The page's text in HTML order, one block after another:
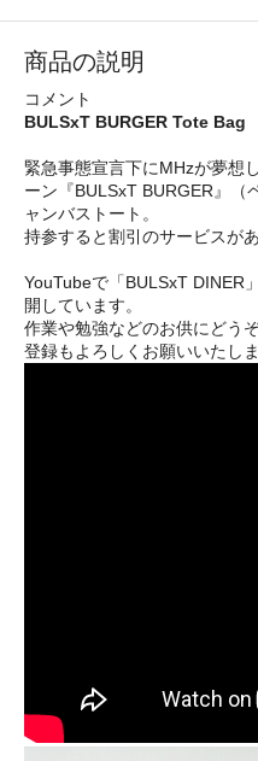
商品の説明
コメント
BULSxT BURGER Tote Bag
緊急事態宣言下にMHzが夢想
ーン『BULSxT BURGER』（
ャンバストート。
持参すると割引のサービスが
YouTubeで「BULSxT DINER
開しています。
作業や勉強などのお供にどう
登録もよろしくお願いいたしま